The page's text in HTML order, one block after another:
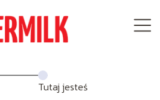
Tutaj jesteś